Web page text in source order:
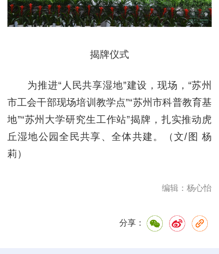
揭牌仪式
为推进“人民共享湿地”建设，现场，“苏州
市工会干部现场培训教学点”“苏州市科普教育基
地”“苏州大学研究生工作站”揭牌，扎实推动虎
丘湿地公园全民共享、全体共建。（文/图 杨
莉）
编辑：杨心怡
分享：